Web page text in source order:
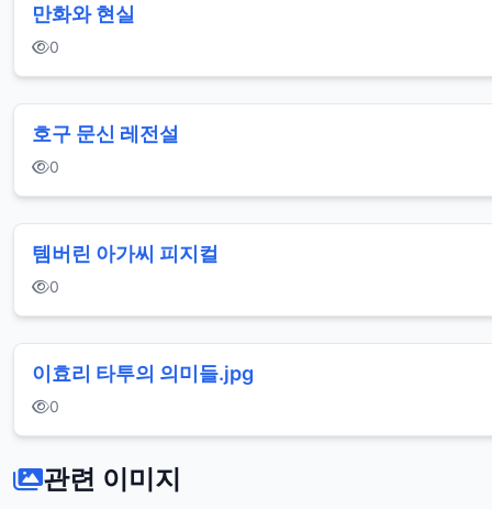
만화와 현실
0
호구 문신 레전설
0
템버린 아가씨 피지컬
0
이효리 타투의 의미들.jpg
0
관련 이미지